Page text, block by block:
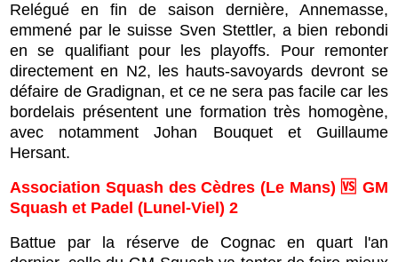
Relégué en fin de saison dernière, Annemasse,
emmené par le suisse Sven Stettler, a bien rebondi
en se qualifiant pour les playoffs. Pour remonter
directement en N2, les hauts-savoyards devront se
défaire de Gradignan, et ce ne sera pas facile car les
bordelais présentent une formation très homogène,
avec notamment Johan Bouquet et Guillaume
Hersant.
Association Squash des Cèdres (Le Mans) 🆚 GM
Squash et Padel (Lunel-Viel) 2
Battue par la réserve de Cognac en quart l'an